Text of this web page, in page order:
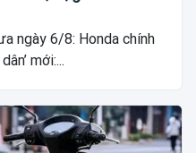
ngày 6/8: Honda chính
mới:...